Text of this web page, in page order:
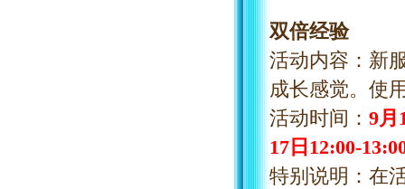
双倍经验
活动内容：新
成长感觉。使
活动时间： 9月
17 日 12:00-13
特别说明：在